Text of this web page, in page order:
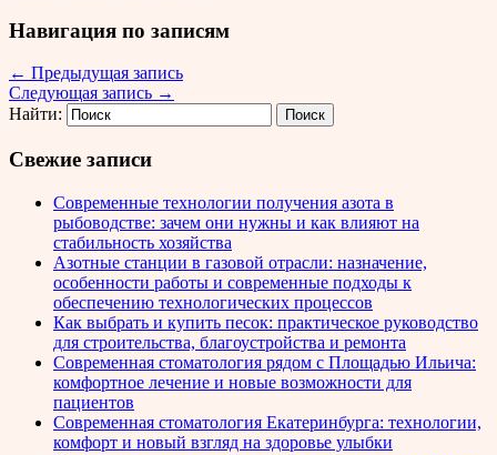
Навигация по записям
← Предыдущая запись
Следующая запись →
Найти:
Свежие записи
Современные технологии получения азота в
рыбоводстве: зачем они нужны и как влияют на
стабильность хозяйства
Азотные станции в газовой отрасли: назначение,
особенности работы и современные подходы к
обеспечению технологических процессов
Как выбрать и купить песок: практическое руководство
для строительства, благоустройства и ремонта
Современная стоматология рядом с Площадью Ильича:
комфортное лечение и новые возможности для
пациентов
Современная стоматология Екатеринбурга: технологии,
комфорт и новый взгляд на здоровье улыбки